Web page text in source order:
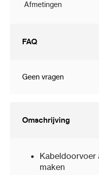
Afmetingen
FAQ
Geen vragen
Omschrijving
Kabeldoorvoer
maken